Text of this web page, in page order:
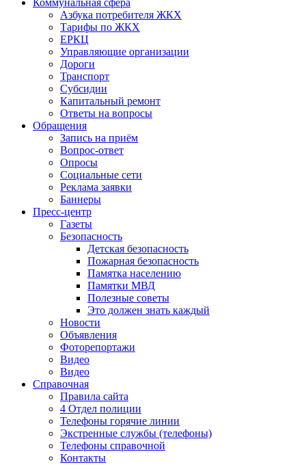
Коммунальная сфера
Азбука потребителя ЖКХ
Тарифы по ЖКХ
ЕРКЦ
Управляющие организации
Дороги
Транспорт
Субсидии
Капитальный ремонт
Ответы на вопросы
Обращения
Запись на приём
Вопрос-ответ
Опросы
Социальные сети
Реклама заявки
Баннеры
Пресс-центр
Газеты
Безопасность
Детская безопасность
Пожарная безопасность
Памятка населению
Памятки МВД
Полезные советы
Это должен знать каждый
Новости
Объявления
Фоторепортажи
Видео
Видео
Справочная
Правила сайта
4 Отдел полиции
Телефоны горячие линии
Экстренные службы (телефоны)
Телефоны справочной
Контакты